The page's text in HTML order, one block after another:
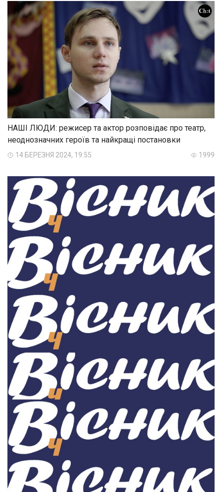
НАШІ ЛЮДИ: режисер та актор розповідає про театр,
неоднозначних героїв та найкращі постановки
14 БЕРЕЗНЯ 2024, 19:55 1999